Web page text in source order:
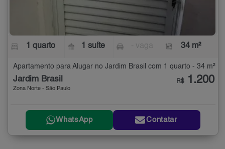
1 quarto 1 suíte 34 m²
Apartamento para Alugar no Jardim Brasil com 1 quarto - 34 m²
Jardim Brasil
Zona Norte - São Paulo
R$ 1.200
WhatsApp Contatar